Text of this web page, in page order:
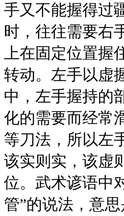
手又不能握得过
时，往往需要右
上在固定位置
转动。左手以虚
中，左手握持的
化的需要而经常
等刀法，所以左
该实则实，该虚
位。武术谚语中
管”的说法，意